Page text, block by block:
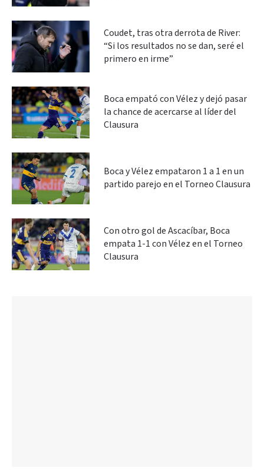
Coudet, tras otra derrota de River:
“Si los resultados no se dan, seré el
primero en irme”
Boca empató con Vélez y dejó pasar
la chance de acercarse al líder del
Clausura
Boca y Vélez empataron 1 a 1 en un
partido parejo en el Torneo Clausura
Con otro gol de Ascacíbar, Boca
empata 1-1 con Vélez en el Torneo
Clausura